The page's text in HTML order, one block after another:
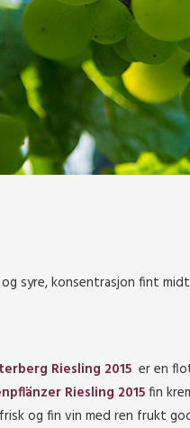
syre, konsentrasjon fint
Riesling 2015 er en
Riesling 2015fin
frisk og fin vin med ren frukt